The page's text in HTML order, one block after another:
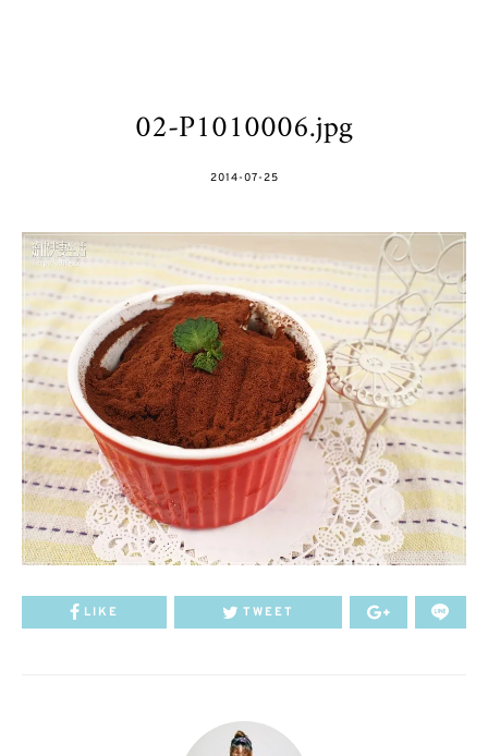
02-P1010006.jpg
POSTED
2014-07-25
LIKE TWEET